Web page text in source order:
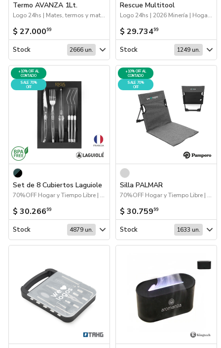
Termo AVANZA 1Lt.
Logo 24hs | Mates, termos y materas | Hogar y Tiempo Libre | 2026 Reingresos | Próximos Arribos | Drinkware
$ 27.00099
Stock 2666 un.
Rescue Multitool
Logo 24hs | 2026 Minería | Hogar y Tiempo Libre
$ 29.73499
Stock 1249 un.
+10% OFF AL
CONTADO
SALE 70%
OFF
Set de 8 Cubiertos Laguiole
70%OFF Hogar y Tiempo Libre | Hogar y Tiempo Libre
$ 30.26699
Stock 4879 un.
+10% OFF AL
CONTADO
SALE 70%
OFF
Silla PALMAR
70%OFF Hogar y Tiempo Libre | Hogar y Tiempo Libre
$ 30.75999
Stock 1633 un.